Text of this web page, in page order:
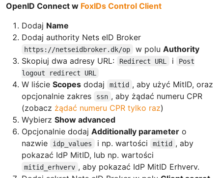
OpenID Connect w FoxIDs Control Client
Dodaj Name
Dodaj authority Nets eID Broker
https://netseidbroker.dk/op w polu Authority
Skopiuj dwa adresy URL:
Redirect URL i
Post
logout redirect URL
W liście Scopes dodaj mitid , aby użyć MitID, oraz
opcjonalnie zakres
ssn , aby żądać numeru CPR
(zobacz żądać numeru CPR tylko raz)
Wybierz Show advanced
Opcjonalnie dodaj Additionally parameter o
nazwie
idp_values i np. wartości mitid , aby
pokazać IdP MitID, lub np. wartości
mitid_erhverv , aby pokazać IdP MitID Erhverv.